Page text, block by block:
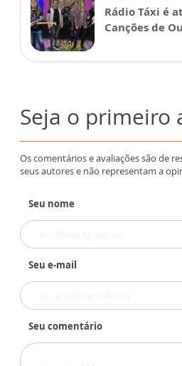
Rádio Táxi é
Canções de
Seja o primeiro
Os comentários e avaliações são de
seus autores e não representam a
Seu nome
Seu e-mail
Seu comentário